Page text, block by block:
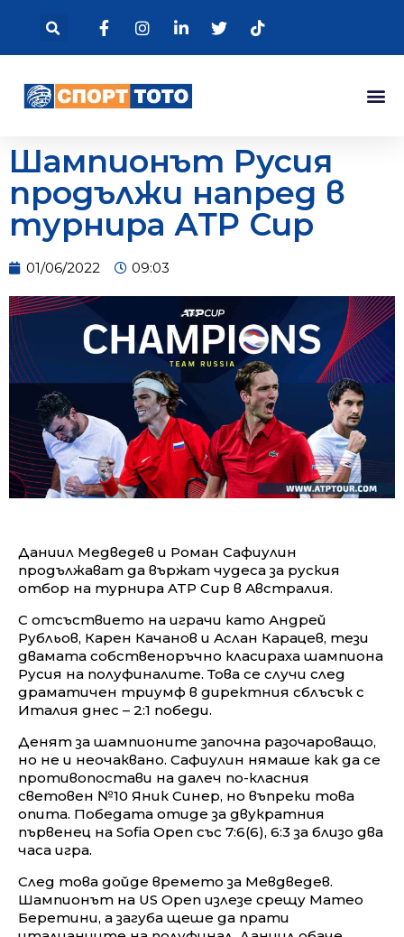
Шампионът Русия
продължи напред в
турнира АТР Cup
01/06/2022 09:03
Даниил Медведев и Роман Сафиулин
продължават да вържат чудеса за руския
отбор на турнира ATP Cup в Австралия.
С отсъствието на играчи като Андрей
Рубльов, Карен Качанов и Аслан Карацев, тези
двамата собственоръчно класираха шампионa
Русия на полуфиналите. Това се случи след
драматичен триумф в директния сблъсък с
Италия днес – 2:1 победи.
Денят за шампионите започна разочароващо,
но не и неочаквано. Сафиулин нямаше как да се
противопостави на далеч по-класния
световен №10 Яник Синер, но въпреки това
опита. Победата отиде за двукратния
първенец на Sofia Open със 7:6(6), 6:3 за близо два
часа игра.
След това дойде времето за Мевдведев.
Шампионът на US Open излезе срещу Матео
Беретини, а загуба щеше да прати